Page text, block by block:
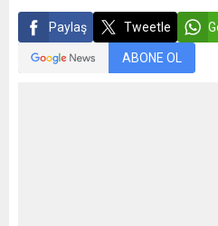
Paylaş Tweetle
ABONE OL